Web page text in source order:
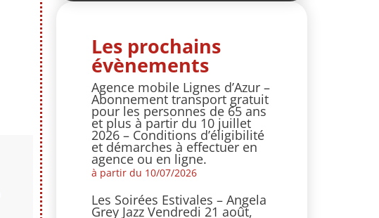
Les prochains
évènements
Agence mobile Lignes d’Azur –
Abonnement transport gratuit
pour les personnes de 65 ans
et plus à partir du 10 juillet
2026 – Conditions d’éligibilité
et démarches à effectuer en
agence ou en ligne.
à partir du 10/07/2026
Les Soirées Estivales – Angela
Grey Jazz Vendredi 21 août,